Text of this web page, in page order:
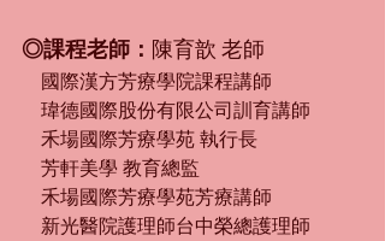
◎課程老師： 陳育歆 老師
國際漢方芳療學院課程講師
瑋德國際股份有限公司訓育講師
禾場國際芳療學苑 執行長
芳軒美學 教育總監
禾場國際芳療學苑芳療講師
新光醫院護理師台中榮總護理師